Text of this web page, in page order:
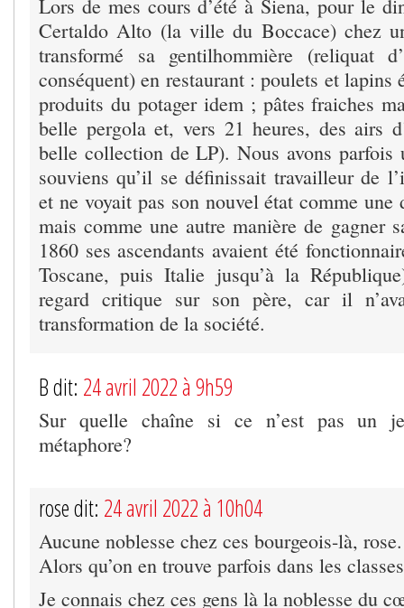
Lors de mes cours d’été à Siena, pour le
Certaldo Alto (la ville du Boccace) chez
transformé sa gentilhommière (reliquat
conséquent) en restaurant : poulets et lapins
produits du potager idem ; pâtes fraiches
belle pergola et, vers 21 heures, des airs
belle collection de LP). Nous avons parfois
souviens qu’il se définissait travailleur de
et ne voyait pas son nouvel état comme
mais comme une autre manière de
1860 ses ascendants avaient été
Toscane, puis Italie jusqu’à la
regard critique sur son père, car il
transformation de la société.
B dit: 24 avril 2022 à 9h59
Sur quelle chaîne si ce n’est pas un
métaphore?
rose dit: 24 avril 2022 à 10h04
Aucune noblesse chez ces bourgeois-là, rose.
Alors qu’on en trouve parfois dans les
Je connais chez ces gens là la noblesse du